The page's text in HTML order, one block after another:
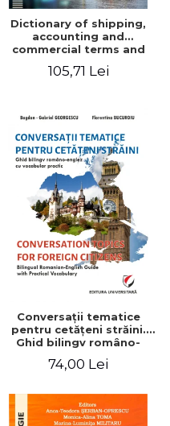
Dictionary of shipping,
accounting and
commercial terms and
English-German
105,71 Lei
Conversaţii tematice
pentru cetăţeni străini.
Ghid bilingv româno-
practic/Conversation
Bilingual Romanian-English
guide with practical
vocabulary
74,00 Lei